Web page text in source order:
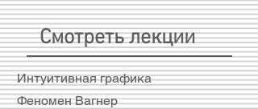
Смотреть лекции
Интуитивная графика
Феномен Вагнер